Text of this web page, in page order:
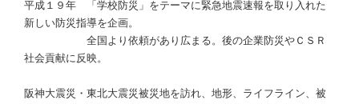
平成１９年 「学校防災」をテーマに緊急地震速報を取り入れた
新しい防災指導を企画。
全国より依頼があり広まる。後の企業防災やＣＳＲ
社会貢献に反映。
阪神大震災・東北大震災被災地を訪れ、地形、ライフライン、被